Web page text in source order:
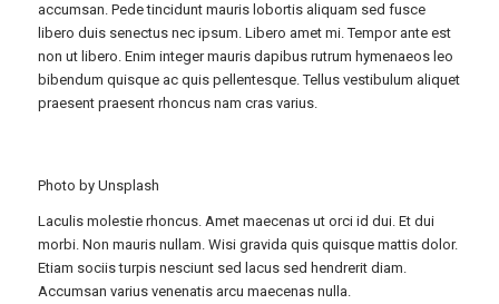
accumsan. Pede tincidunt mauris lobortis aliquam sed fusce
libero duis senectus nec ipsum. Libero amet mi. Tempor ante est
non ut libero. Enim integer mauris dapibus rutrum hymenaeos leo
bibendum quisque ac quis pellentesque. Tellus vestibulum aliquet
praesent praesent rhoncus nam cras varius.
Photo by Unsplash
Laculis molestie rhoncus. Amet maecenas ut orci id dui. Et dui
morbi. Non mauris nullam. Wisi gravida quis quisque mattis dolor.
Etiam sociis turpis nesciunt sed lacus sed hendrerit diam.
Accumsan varius venenatis arcu maecenas nulla.